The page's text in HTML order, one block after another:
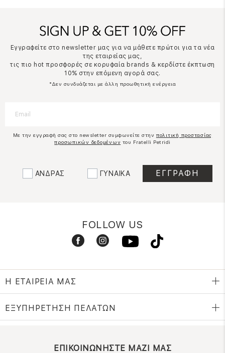
Εγγραφείτε στο newsletter μας για να μάθετε πρώτοι για τα νέα
της εταιρείας μας,
τις πιο hot προσφορές σε κορυφαία brands & κερδίστε έκπτωση
10% στην επόμενη αγορά σας.
*Δεν συνδυάζεται με άλλη προωθητική ενέργεια
Με την εγγραφή σας στο newsletter συμφωνείτε στην πολιτική προστασίας
προσωπικών δεδομένων του Fratelli Petridi
ΑΝΔΡΑΣ ΓΥΝΑΙΚΑ
FOLLOW US
Η ΕΤΑΙΡΕΙΑ ΜΑΣ
ΕΞΥΠΗΡΕΤΗΣΗ ΠΕΛΑΤΩΝ
ΕΠΙΚΟΙΝΩΝΗΣΤΕ ΜΑΖΙ ΜΑΣ